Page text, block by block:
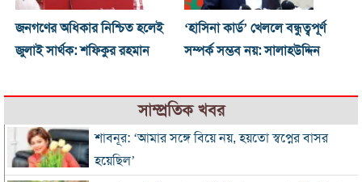
জনগণের অধিকার নিশ্চিত হলেই
জুলাই সার্থক: শফিকুর রহমান
‘হাসিনা কার্ড’ খেললে বন্ধুত্বপূর্ণ
সম্পর্ক সম্ভব নয়: সালাহউদ্দিন
সাম্প্রতিক খবর
শাবনূর: ‘আমার সঙ্গে বিয়ে নয়, হয়তো স্বপ্নের বাসর
হয়েছিল’